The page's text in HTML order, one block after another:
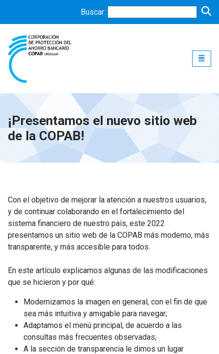
Buscar:
¡Presentamos el nuevo sitio web
de la COPAB!
Con el objetivo de mejorar la atención a nuestros usuarios,
y de continuar colaborando en el fortalecimiento del
sistema financiero de nuestro país, este 2022
presentamos un sitio web de la COPAB más moderno, más
transparente, y más accesible para todos.
En este artículo explicamos algunas de las modificaciones
que se hicieron y por qué:
Modernizamos la imagen en general, con el fin de que
sea más intuitiva y amigable para navegar;
Adaptamos el menú principal, de acuerdo a las
consultas más frecuentes observadas;
A la sección de transparencia le dimos un lugar